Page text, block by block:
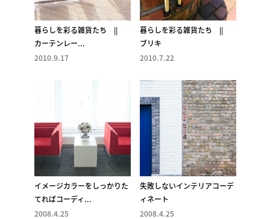
暮らしを彩る雑貨たち ||
カーテンレー...
2010.9.17
暮らしを彩る雑貨たち ||
ブリキ
2010.7.22
イメージカラーをしっかりた
てればコーディ...
2008.4.25
失敗しないインテリアコーデ
ィネート
2008.4.25